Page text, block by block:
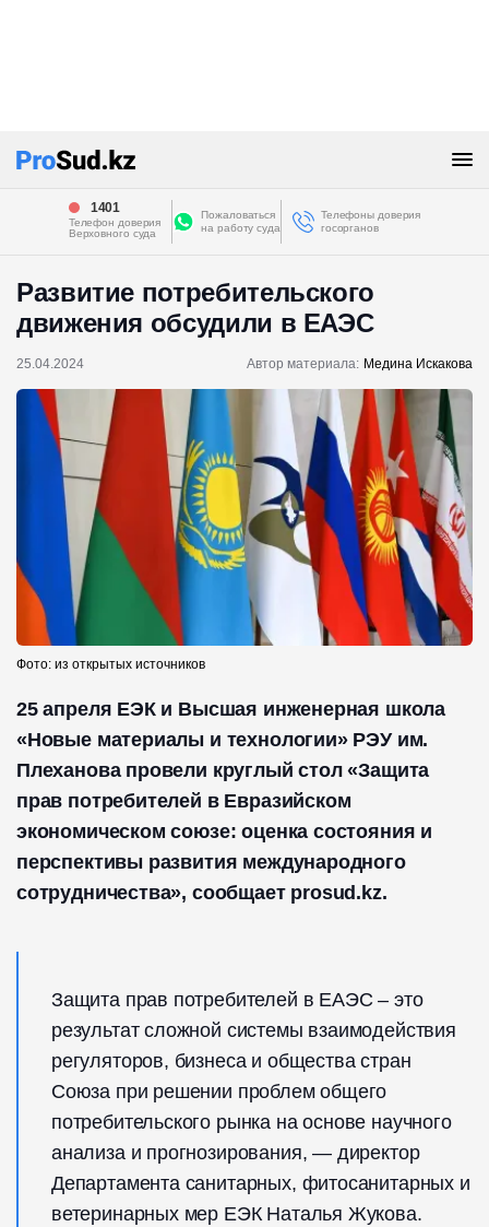
1401
Телефон доверия
Верховного суда
Пожаловаться
на работу суда
Телефоны доверия
госорганов
Развитие потребительского
движения обсудили в ЕАЭС
25.04.2024 Автор материала: Медина Искакова
Фото: из открытых источников
25 апреля ЕЭК и Высшая инженерная школа
«Новые материалы и технологии» РЭУ им.
Плеханова провели круглый стол «Защита
прав потребителей в Евразийском
экономическом союзе: оценка состояния и
перспективы развития международного
сотрудничества», сообщает prosud.kz.
Защита прав потребителей в ЕАЭС – это
результат сложной системы взаимодействия
регуляторов, бизнеса и общества стран
Союза при решении проблем общего
потребительского рынка на основе научного
анализа и прогнозирования, — директор
Департамента санитарных, фитосанитарных и
ветеринарных мер ЕЭК Наталья Жукова.